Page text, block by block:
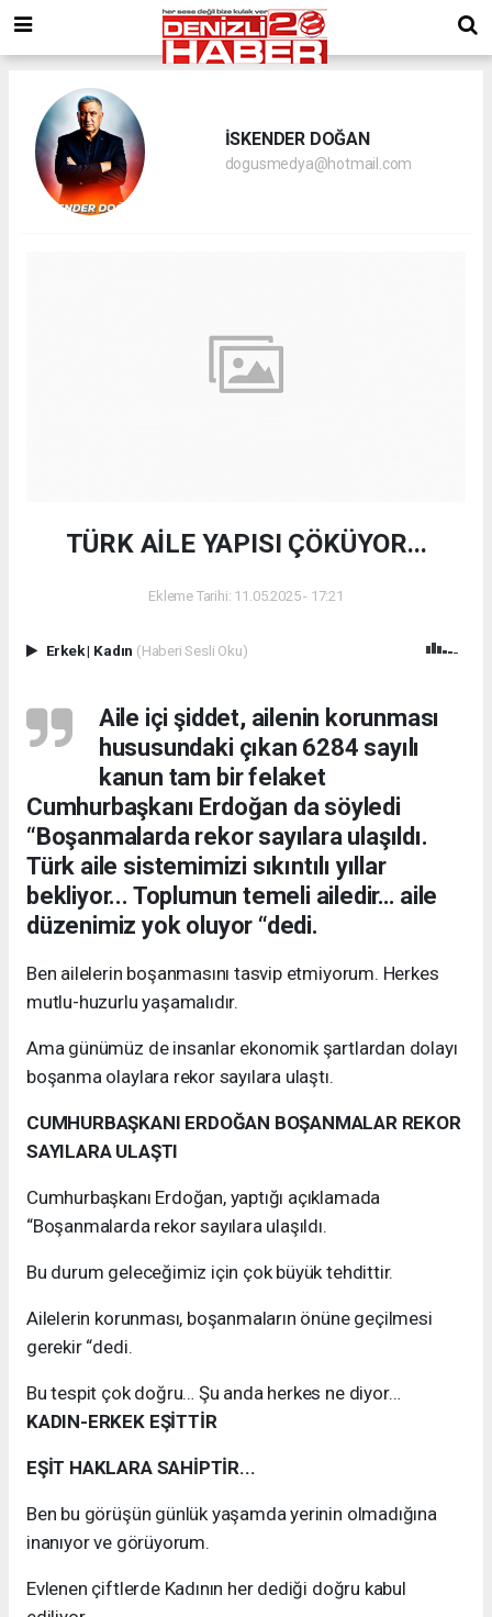
İSKENDER DOĞAN
dogusmedya@hotmail.com
TÜRK AİLE YAPISI ÇÖKÜYOR...
Ekleme Tarihi: 11.05.2025 - 17:21
Erkek| Kadın (Haberi Sesli Oku)
Aile içi şiddet, ailenin korunması
hususundaki çıkan 6284 sayılı
kanun tam bir felaket
Cumhurbaşkanı Erdoğan da söyledi
“Boşanmalarda rekor sayılara ulaşıldı.
Türk aile sistemimizi sıkıntılı yıllar
bekliyor... Toplumun temeli ailedir… aile
düzenimiz yok oluyor “dedi.
Ben ailelerin boşanmasını tasvip etmiyorum. Herkes
mutlu-huzurlu yaşamalıdır.
Ama günümüz de insanlar ekonomik şartlardan dolayı
boşanma olaylara rekor sayılara ulaştı.
CUMHURBAŞKANI ERDOĞAN BOŞANMALAR REKOR
SAYILARA ULAŞTI
Cumhurbaşkanı Erdoğan, yaptığı açıklamada
“Boşanmalarda rekor sayılara ulaşıldı.
Bu durum geleceğimiz için çok büyük tehdittir.
Ailelerin korunması, boşanmaların önüne geçilmesi
gerekir “dedi.
Bu tespit çok doğru… Şu anda herkes ne diyor…
KADIN-ERKEK EŞİTTİR
EŞİT HAKLARA SAHİPTİR...
Ben bu görüşün günlük yaşamda yerinin olmadığına
inanıyor ve görüyorum.
Evlenen çiftlerde Kadının her dediği doğru kabul